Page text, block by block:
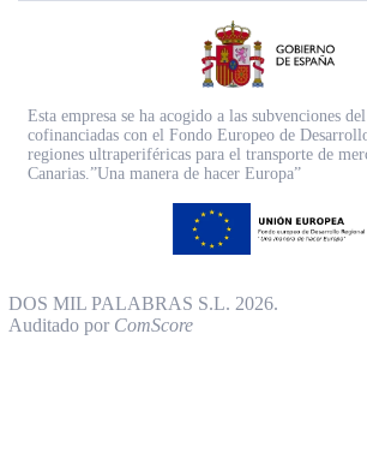
Esta empresa se ha acogido a las subvenciones
cofinanciadas con el Fondo Europeo de
regiones ultraperiféricas para el transporte de
Canarias.”Una manera de hacer Europa”
DOS MIL PALABRAS S.L. 2026.
Auditado por ComScore